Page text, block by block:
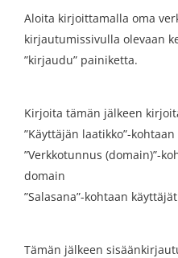
Aloita kirjoittamalla oma
kirjautumissivulla olevaan
”kirjaudu” painiketta.
Kirjoita tämän jälkeen
”Käyttäjän laatikko”-
”Verkkotunnus (domain)”-
domain
”Salasana”-kohtaan
Tämän jälkeen